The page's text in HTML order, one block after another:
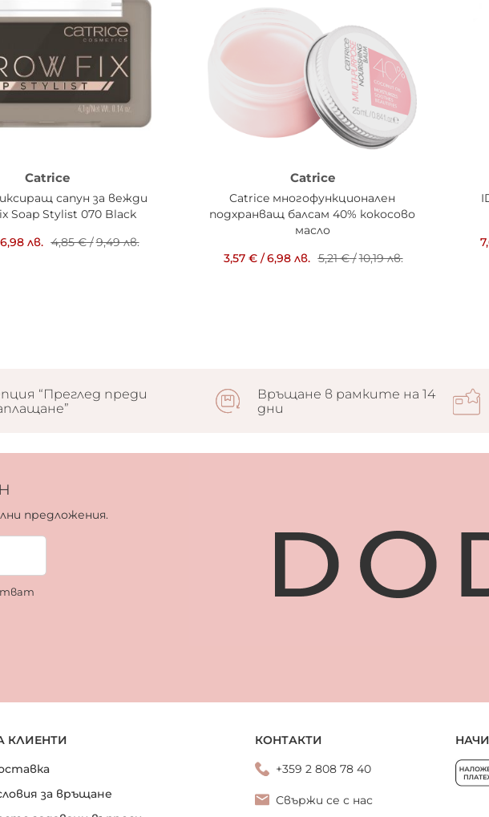
Catrice
сапун за вежди
Soap Stylist 070 Black
6,98 лв. 4,85 €/9,49 лв.
Catrice
Catrice многофункционален
подхранващ балсам 40% кокосово
масло
3,57 €/6,98 лв. 5,21 €/10,19 лв.
“Преглед преди
Връщане в рамките на 14
дни
предложения.
КЛИЕНТИ
за връщане
КОНТАКТИ
+359 2 808 78 40
Свържи се с нас